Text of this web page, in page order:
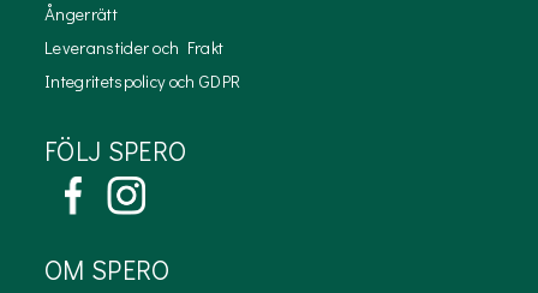
Ångerrätt
Leveranstider och Frakt
Integritetspolicy och GDPR
FÖLJ SPERO
OM SPERO